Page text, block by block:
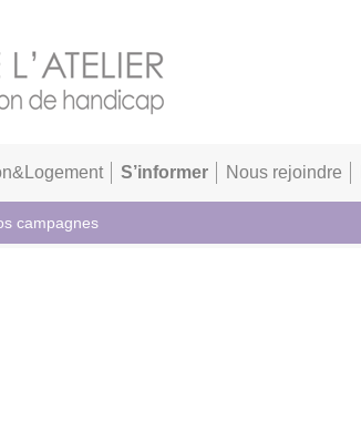
S’informer
campagnes
Nous rejoindre